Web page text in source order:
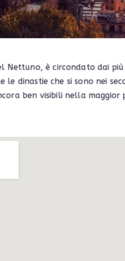
Nettuno, è circondato dai
dinastie che si sono nei
ben visibili nella maggior